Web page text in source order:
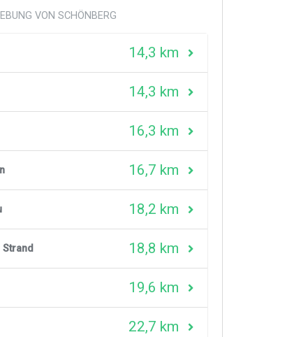
VON SCHÖNBERG
14,3 km
14,3 km
16,3 km
16,7 km
18,2 km
18,8 km
19,6 km
22,7 km